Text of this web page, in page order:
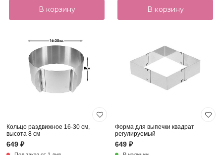
В корзину В корзину
Кольцо раздвижное 16-30 см,
высота 8 см
649 ₽
Форма для выпечки квадрат
регулируемый
649 ₽